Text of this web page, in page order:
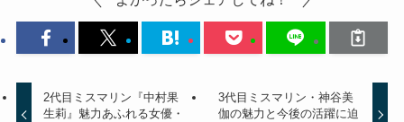
2代目ミスマリン『中村果
生莉』魅力あふれる女優・
3代目ミスマリン・神谷美
伽の魅力と今後の活躍に迫